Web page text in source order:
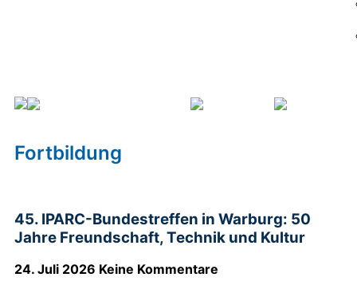
Fortbildung
45. IPARC-Bundestreffen in Warburg: 50
Jahre Freundschaft, Technik und Kultur
24. Juli 2026 Keine Kommentare